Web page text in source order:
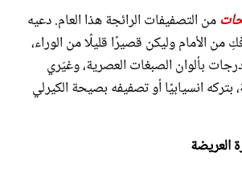
من التصفيفات الرائجة هذا العام. دعيه
الأمام وليكن قصيرًا قليلًا من الوراء،
بألوان الصبغات العصرية، وغيّري
بتركه انسيابيًا أو تصفيفه بصيحة الكيرلي